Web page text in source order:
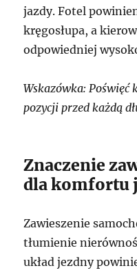
jazdy. Fotel
kręgosłupa, a
odpowiedniej
Wskazówka:
pozycji przed każdą
Znaczenie
dla komfortu
Zawieszenie
tłumienie
układ jezdny